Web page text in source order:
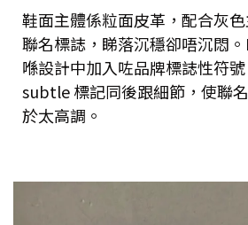
鞋面主體係粒面皮革，配合灰
聯名標誌，睇落沉穩卻唔沉悶。
喺設計中加入咗品牌標誌性符
subtle 標記同後跟細節，使聯
於太高調。